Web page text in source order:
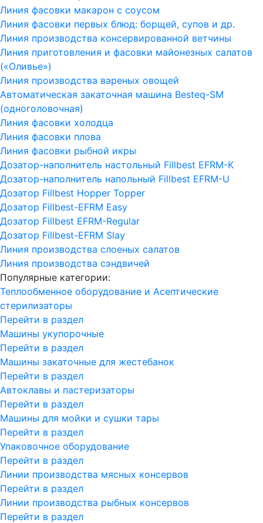
Линия фасовки макарон с соусом
Линия фасовки первых блюд: борщей, супов и др.
Линия производства консервированной ветчины
Линия приготовления и фасовки майонезных салатов
(«Оливье»)
Линия производства вареных овощей
Автоматическая закаточная машина Besteq-SM
(одноголовочная)
Линия фасовки холодца
Линия фасовки плова
Линия фасовки рыбной икры
Дозатор-наполнитель настольный Fillbest EFRM-K
Дозатор-наполнитель напольный Fillbest EFRM-U
Дозатор Fillbest Hopper Topper
Дозатор Fillbest-EFRM Easy
Дозатор Fillbest EFRM-Regular
Дозатор Fillbest-EFRM Slay
Линия производства слоеных салатов
Линия производства сэндвичей
Популярные категории:
Теплообменное оборудование и Асептические
стерилизаторы
Перейти в раздел
Машины укупорочные
Перейти в раздел
Машины закаточные для жестебанок
Перейти в раздел
Автоклавы и пастеризаторы
Перейти в раздел
Машины для мойки и сушки тары
Перейти в раздел
Упаковочное оборудование
Перейти в раздел
Линии производства мясных консервов
Перейти в раздел
Линии производства рыбных консервов
Перейти в раздел